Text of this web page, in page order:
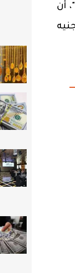
أن
الشراء من داخل المطاعم أو أونلاين بحد أقصى 200 جنيه